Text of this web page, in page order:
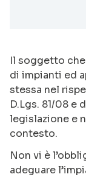
Il soggetto
di impianti ed
stessa nel
D.Lgs. 81/08 e
legislazione e
contesto.
Non vi è
adeguare